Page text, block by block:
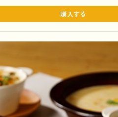
購入する